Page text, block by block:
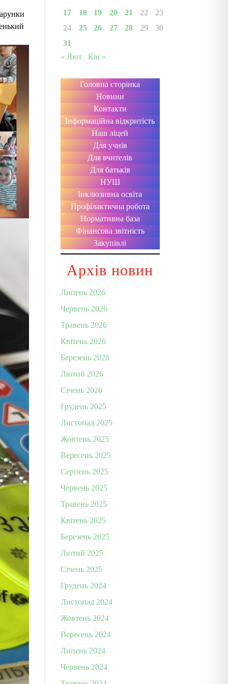
17
18 19 20 21 22
23
24
25 26 27 28 29
30
31
« Лют
Кві »
Головна сторінка
Новини
Контакти
Інформаційна відкритість
Наш ліцей
Для учнів
Для вчителів
Для батьків
НУШ
Інклюзивна освіта
Профілактична робота
Нормативна база
Фінансова звітність
Закупівлі
Архів новин
Липень 2026
Червень 2026
Травень 2026
Квітень 2026
Березень 2026
Лютий 2026
Січень 2026
Грудень 2025
Листопад 2025
Жовтень 2025
Вересень 2025
Серпень 2025
Червень 2025
Травень 2025
Квітень 2025
Березень 2025
Лютий 2025
Січень 2025
Грудень 2024
Листопад 2024
Жовтень 2024
Вересень 2024
Липень 2024
Червень 2024